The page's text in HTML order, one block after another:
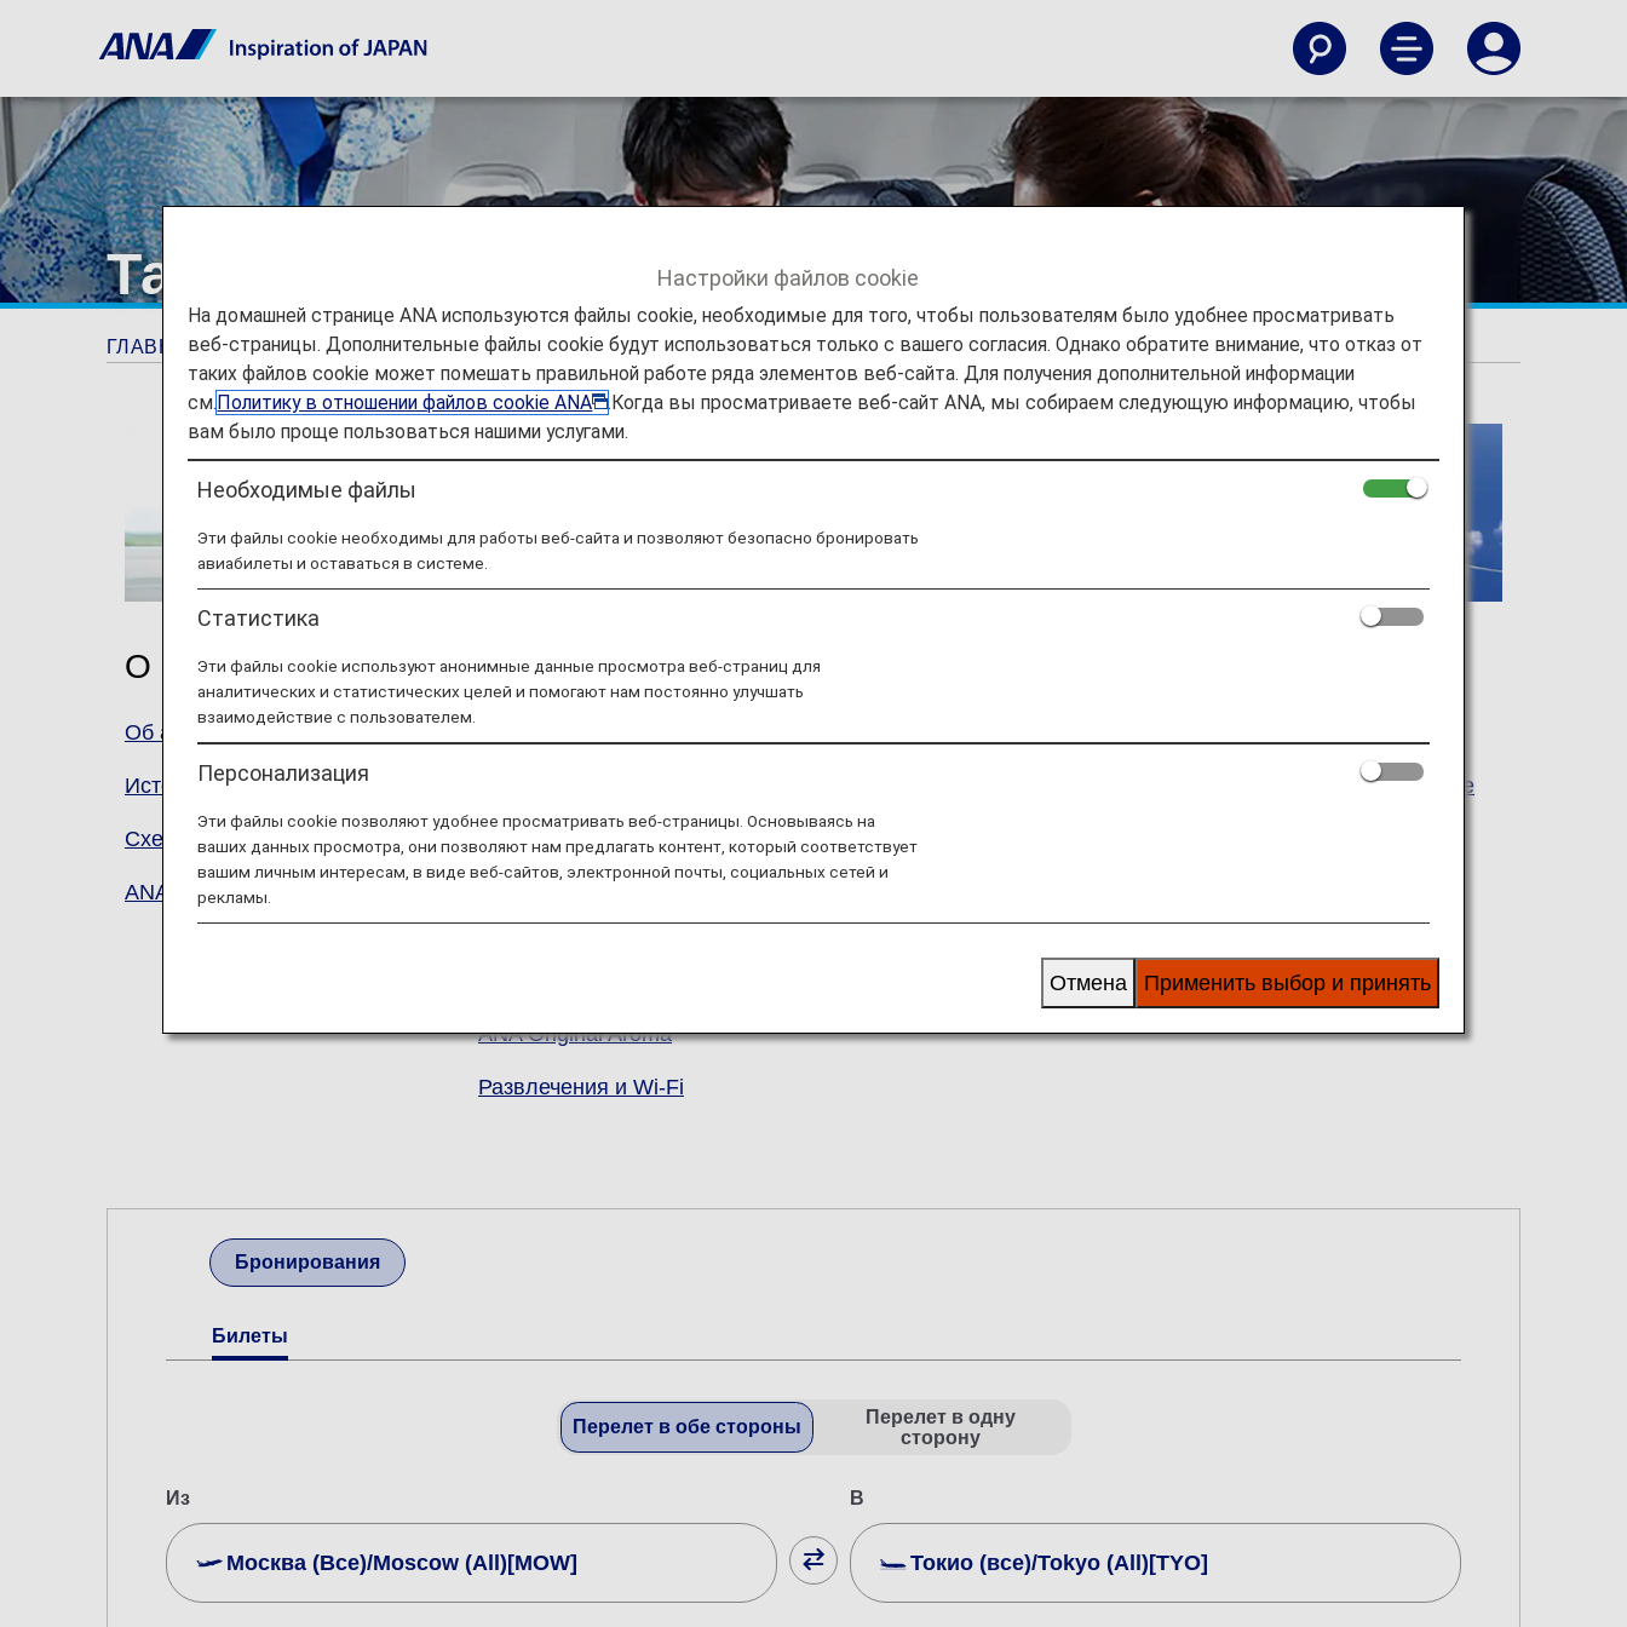
Тариф ANA Experience
ГЛАВНАЯ СТРАНИЦА ANA Experience
О нас
Об авиакомпании ANA
История награды
Схема рассадки
ANA Mileage Club (AMC)
Летайте с ANA
Первый класс
Бизнес-класс
Улучшенный эконом-класс
ANA Original Aroma
Развлечения и Wi-Fi
Pokémon Jet Red Green Blue
Бронирования
Билеты
Перелет в обе стороны
Перелет в одну
сторону
Из
Москва (Все)/Moscow (All)[MOW]
В
Токио (все)/Tokyo (All)[TYO]
Настройки файлов cookie
На домашней странице ANA используются файлы cookie, необходимые для того, чтобы пользователям было удобнее просматривать
веб-страницы. Дополнительные файлы cookie будут использоваться только с вашего согласия. Однако обратите внимание, что отказ от
таких файлов cookie может помешать правильной работе ряда элементов веб-сайта. Для получения дополнительной информации
см.Политику в отношении файлов cookie ANA
.Когда вы просматриваете веб-сайт ANA, мы собираем следующую информацию, чтобы
вам было проще пользоваться нашими услугами.
Необходимые файлы
Эти файлы cookie необходимы для работы веб-сайта и позволяют безопасно бронировать
авиабилеты и оставаться в системе.
Статистика
Эти файлы cookie используют анонимные данные просмотра веб-страниц для
аналитических и статистических целей и помогают нам постоянно улучшать
взаимодействие с пользователем.
Персонализация
Эти файлы cookie позволяют удобнее просматривать веб-страницы. Основываясь на
ваших данных просмотра, они позволяют нам предлагать контент, который соответствует
вашим личным интересам, в виде веб-сайтов, электронной почты, социальных сетей и
рекламы.
Применить выбор и принять
Отмена